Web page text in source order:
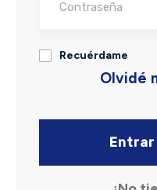
Recuérdame
Olvidé
Entrar